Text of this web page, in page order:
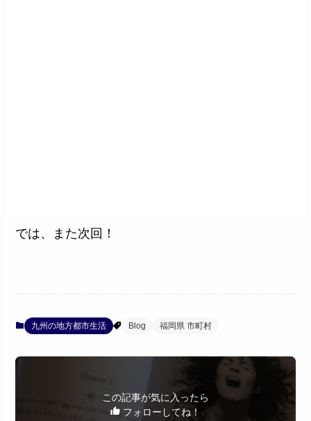
では、また次回！
九州の地方都市生活 Blog 福岡県 市町村
この記事が気に入ったら
フォローしてね！